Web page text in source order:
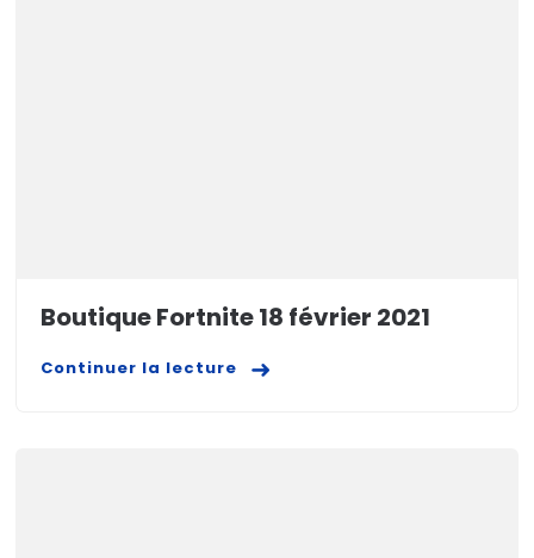
Boutique Fortnite 18 février 2021
Continuer la lecture